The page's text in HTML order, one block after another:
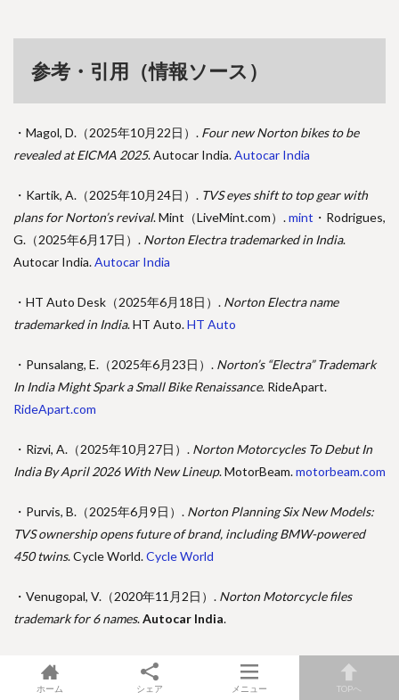
参考・引用（情報ソース）
・Magol, D.（2025年10月22日）. Four new Norton bikes to be
revealed at EICMA 2025. Autocar India.Autocar India
・ Kartik, A.（2025年10月24日）. TVS eyes shift to top gear with
plans for Norton’s revival. Mint（LiveMint.com）.mint ・ Rodrigues,
G.（2025年6月17日）. Norton Electra trademarked in India.
Autocar India.Autocar India
・ HT Auto Desk（2025年6月18日）. Norton Electra name
trademarked in India. HT Auto.HT Auto
・ Punsalang, E.（2025年6月23日）. Norton’s “Electra” Trademark
In India Might Spark a Small Bike Renaissance. RideApart.
RideApart.com
・ Rizvi, A.（2025年10月27日）. Norton Motorcycles To Debut In
India By April 2026 With New Lineup. MotorBeam.motorbeam.com
・ Purvis, B.（2025年6月9日）. Norton Planning Six New Models:
TVS ownership opens future of brand, including BMW-powered
450 twins. Cycle World.Cycle World
・Venugopal, V.（2020年11月2日）. Norton Motorcycle files
trademark for 6 names.Autocar India.
ホーム シェア メニュー TOPへ